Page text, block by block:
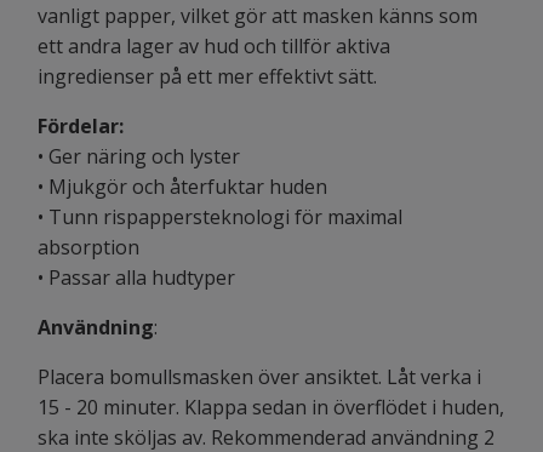
vanligt papper, vilket gör att masken känns som
ett andra lager av hud och tillför aktiva
ingredienser på ett mer effektivt sätt.
Fördelar:
• Ger näring och lyster
• Mjukgör och återfuktar huden
• Tunn rispappersteknologi för maximal
absorption
• Passar alla hudtyper
Användning:
Placera bomullsmasken över ansiktet. Låt verka i
15 - 20 minuter. Klappa sedan in överflödet i huden,
ska inte sköljas av. Rekommenderad användning 2